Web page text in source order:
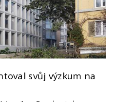
svůj výzkum na